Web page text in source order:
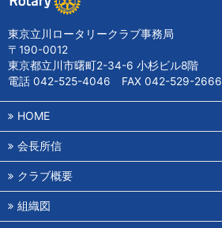
東京立川ロータリークラブ事務局
〒190-0012
東京都立川市曙町2-34-6 小杉ビル8階
電話 042-525-4046 FAX 042-529-2666
HOME
会長所信
クラブ概要
組織図